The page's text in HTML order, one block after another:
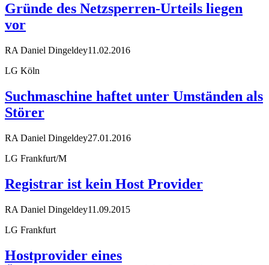
Gründe des Netzsperren-Urteils liegen
vor
RA Daniel Dingeldey11.02.2016
LG Köln
Suchmaschine haftet unter Umständen als
Störer
RA Daniel Dingeldey27.01.2016
LG Frankfurt/M
Registrar ist kein Host Provider
RA Daniel Dingeldey11.09.2015
LG Frankfurt
Hostprovider eines